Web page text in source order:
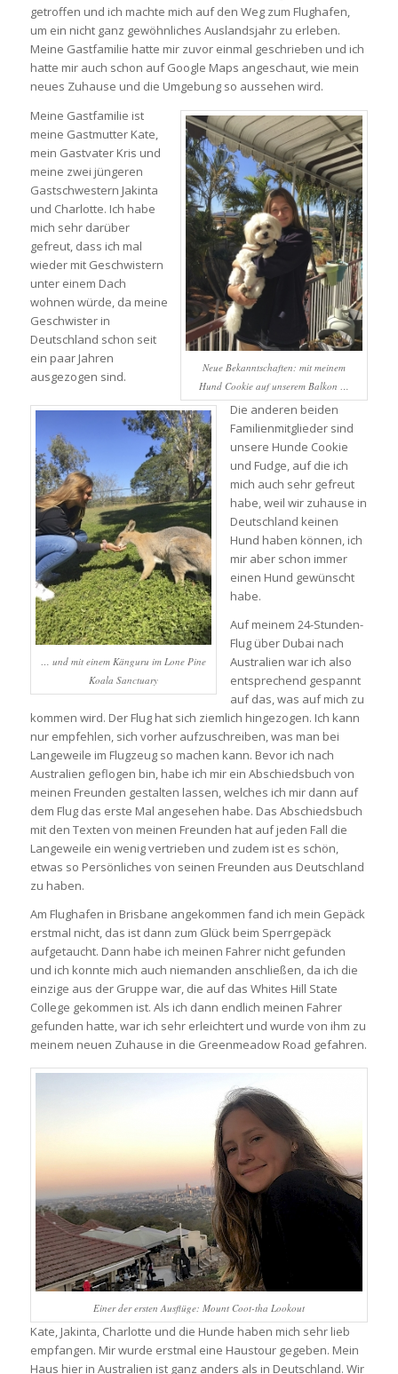
getroffen und ich machte mich auf den Weg zum Flughafen,
um ein nicht ganz gewöhnliches Auslandsjahr zu erleben.
Meine Gastfamilie hatte mir zuvor einmal geschrieben und ich
hatte mir auch schon auf Google Maps angeschaut, wie mein
neues Zuhause und die Umgebung so aussehen wird.
Neue Bekanntschaften: mit meinem
Hund Cookie auf unserem Balkon …
Meine Gastfamilie ist
meine Gastmutter Kate,
mein Gastvater Kris und
meine zwei jüngeren
Gastschwestern Jakinta
und Charlotte. Ich habe
mich sehr darüber
gefreut, dass ich mal
wieder mit Geschwistern
unter einem Dach
wohnen würde, da meine
Geschwister in
Deutschland schon seit
ein paar Jahren
ausgezogen sind.
… und mit einem Känguru im Lone Pine
Koala Sanctuary
Die anderen beiden
Familienmitglieder sind
unsere Hunde Cookie
und Fudge, auf die ich
mich auch sehr gefreut
habe, weil wir zuhause in
Deutschland keinen
Hund haben können, ich
mir aber schon immer
einen Hund gewünscht
habe.
Auf meinem 24-Stunden-
Flug über Dubai nach
Australien war ich also
entsprechend gespannt
auf das, was auf mich zu
kommen wird. Der Flug hat sich ziemlich hingezogen. Ich kann
nur empfehlen, sich vorher aufzuschreiben, was man bei
Langeweile im Flugzeug so machen kann. Bevor ich nach
Australien geflogen bin, habe ich mir ein Abschiedsbuch von
meinen Freunden gestalten lassen, welches ich mir dann auf
dem Flug das erste Mal angesehen habe. Das Abschiedsbuch
mit den Texten von meinen Freunden hat auf jeden Fall die
Langeweile ein wenig vertrieben und zudem ist es schön,
etwas so Persönliches von seinen Freunden aus Deutschland
zu haben.
Am Flughafen in Brisbane angekommen fand ich mein Gepäck
erstmal nicht, das ist dann zum Glück beim Sperrgepäck
aufgetaucht. Dann habe ich meinen Fahrer nicht gefunden
und ich konnte mich auch niemanden anschließen, da ich die
einzige aus der Gruppe war, die auf das Whites Hill State
College gekommen ist. Als ich dann endlich meinen Fahrer
gefunden hatte, war ich sehr erleichtert und wurde von ihm zu
meinem neuen Zuhause in die Greenmeadow Road gefahren.
Einer der ersten Ausflüge: Mount Coot-tha Lookout
Kate, Jakinta, Charlotte und die Hunde haben mich sehr lieb
empfangen. Mir wurde erstmal eine Haustour gegeben. Mein
Haus hier in Australien ist ganz anders als in Deutschland. Wir